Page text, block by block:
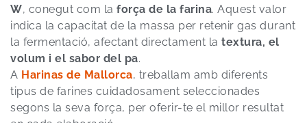
W, conegut com la força de la farina. Aquest valor
indica la capacitat de la massa per retenir gas durant
la fermentació, afectant directament la textura, el
volum i el sabor del pa.
A Harinas de Mallorca, treballam amb diferents
tipus de farines cuidadosament seleccionades
segons la seva força, per oferir-te el millor resultat